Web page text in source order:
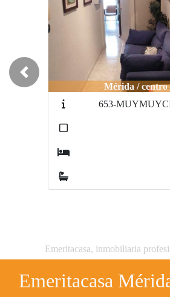
Mérida / centro
653-MUYMUYCENTRICO!!
Mérida /
835-PISO
Previous
Emeritacasa, inmobiliaria
Emeritacasa